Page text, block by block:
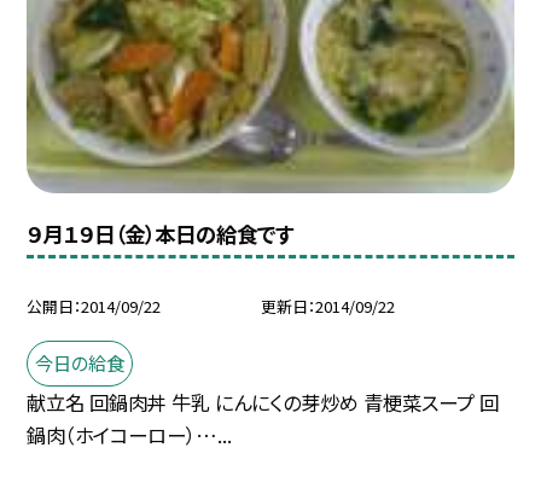
９月１９日（金）本日の給食です
公開日 2014/09/22 更新日 2014/09/22
今日の給食
献立名 回鍋肉丼 牛乳 にんにくの芽炒め 青梗菜スープ 回
鍋肉（ホイコーロー）…...